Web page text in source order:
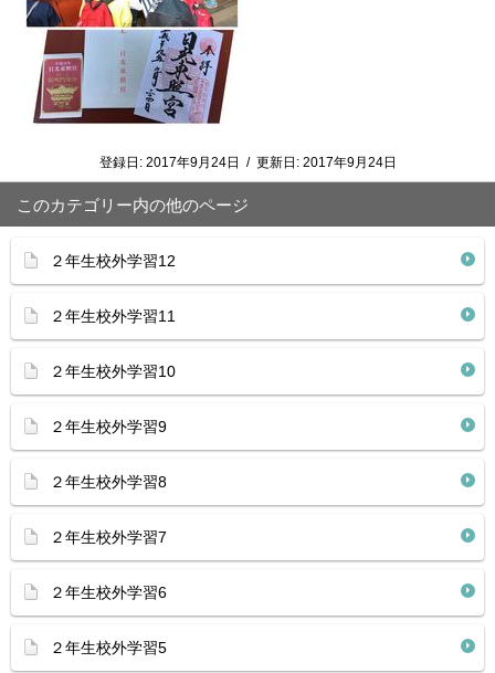
登録日: 2017年9月24日 / 更新日: 2017年9月24日
このカテゴリー内の他のページ
２年生校外学習12
２年生校外学習11
２年生校外学習10
２年生校外学習9
２年生校外学習8
２年生校外学習7
２年生校外学習6
２年生校外学習5